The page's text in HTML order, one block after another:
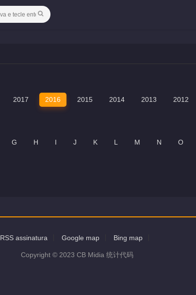
2017 2016 2015 2014 2013 2012
G H I J K L M N O
RSS assinatura Google map Bing map
Copyright © 2023 CB Midia 统计代码